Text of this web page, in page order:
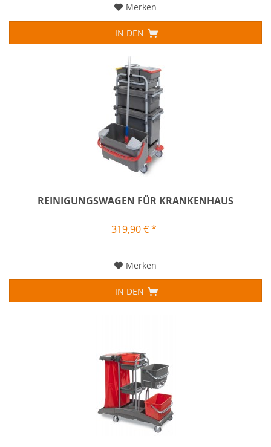
Merken
IN DEN
REINIGUNGSWAGEN FÜR KRANKENHAUS
319,90 € *
Merken
IN DEN